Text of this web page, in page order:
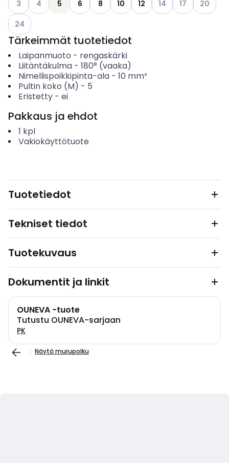
3 4 5 6 8 10 12 14 17
20
Katso käytettävissä olevat vaihtoehdot
24
Tärkeimmät tuotetiedot
Laipanmuoto - rengaskärki
Liitäntäkulma- 180° (vaaka)
Nimellispoikkipinta-ala- 10 mm²
Pultin koko (M) - 5
Eristetty- ei
Pakkaus ja ehdot
1 kpl
Vakiokäyttötuote
Tuotetiedot
Tekniset tiedot
Tuotekuvaus
Dokumentit ja linkit
OUNEVA -tuote
Tutustu OUNEVA-sarjaan
PK
Näytä murupolku